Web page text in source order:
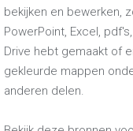
bekijken en bewerken,
PowerPoint, Excel, pdf's,
Drive hebt gemaakt of
gekleurde mappen
anderen delen.